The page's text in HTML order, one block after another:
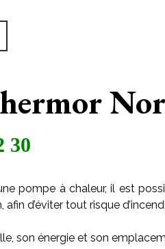
30
pompe à chaleur, il est
d’éviter tout risque
son énergie et son